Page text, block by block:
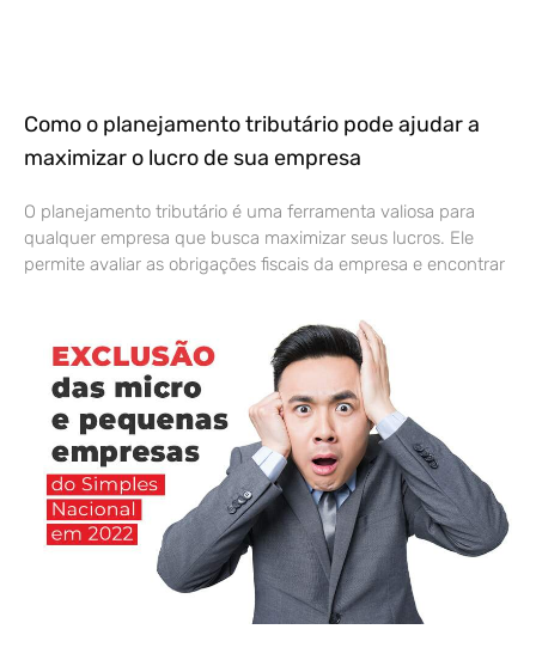
Como o planejamento tributário pode ajudar a
maximizar o lucro de sua empresa
O planejamento tributário é uma ferramenta valiosa para
qualquer empresa que busca maximizar seus lucros. Ele
permite avaliar as obrigações fiscais da empresa e encontrar